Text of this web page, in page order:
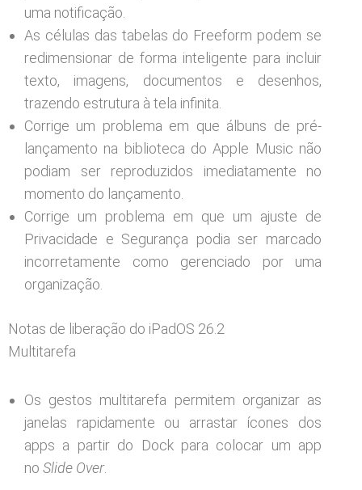
uma notificação.
As células das tabelas do Freeform podem se
redimensionar de forma inteligente para incluir
texto, imagens, documentos e desenhos,
trazendo estrutura à tela infinita.
Corrige um problema em que álbuns de pré-
lançamento na biblioteca do Apple Music não
podiam ser reproduzidos imediatamente no
momento do lançamento.
Corrige um problema em que um ajuste de
Privacidade e Segurança podia ser marcado
incorretamente como gerenciado por uma
organização.
Notas de liberação do iPadOS 26.2
Multitarefa
Os gestos multitarefa permitem organizar as
janelas rapidamente ou arrastar ícones dos
apps a partir do Dock para colocar um app
no Slide Over.